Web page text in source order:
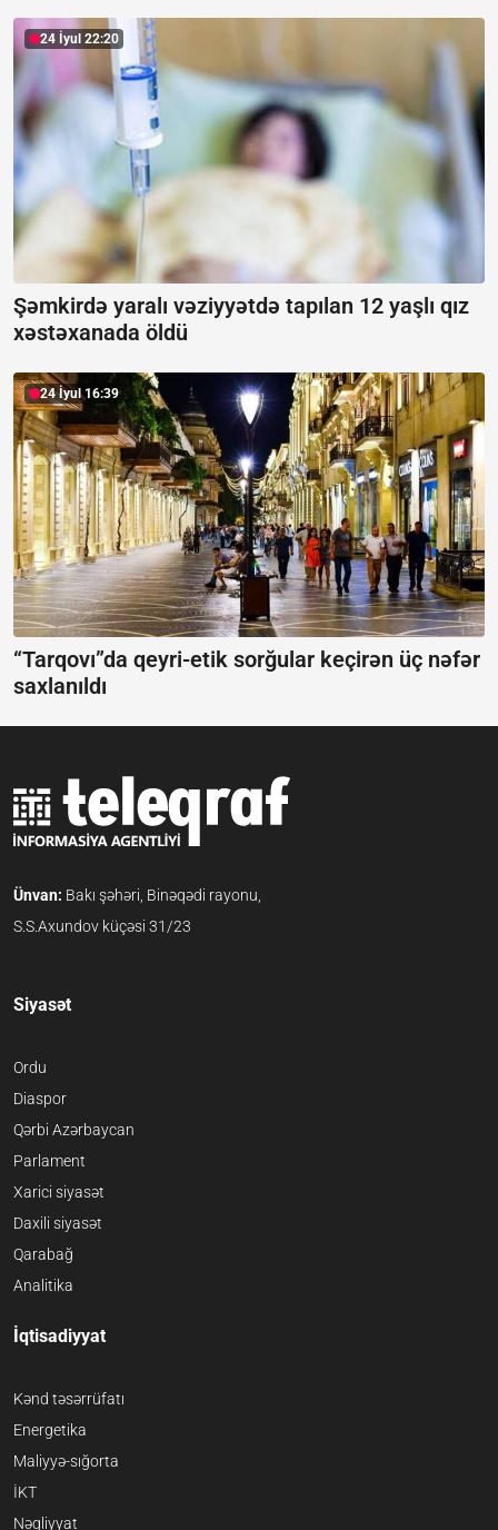
24 İyul 22:20
Şəmkirdə yaralı vəziyyətdə tapılan 12 yaşlı qız
xəstəxanada öldü
24 İyul 16:39
“Tarqovı”da qeyri-etik sorğular keçirən üç nəfər
saxlanıldı
Ünvan: Bakı şəhəri, Binəqədi rayonu,
S.S.Axundov küçəsi 31/23
Siyasət
Ordu
Diaspor
Qərbi Azərbaycan
Parlament
Xarici siyasət
Daxili siyasət
Qarabağ
Analitika
İqtisadiyyat
Kənd təsərrüfatı
Energetika
Maliyyə-sığorta
İKT
Nəqliyyat